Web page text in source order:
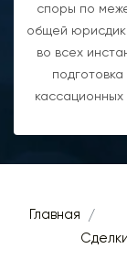
споры по
общей
во всех
кассационных
Главная